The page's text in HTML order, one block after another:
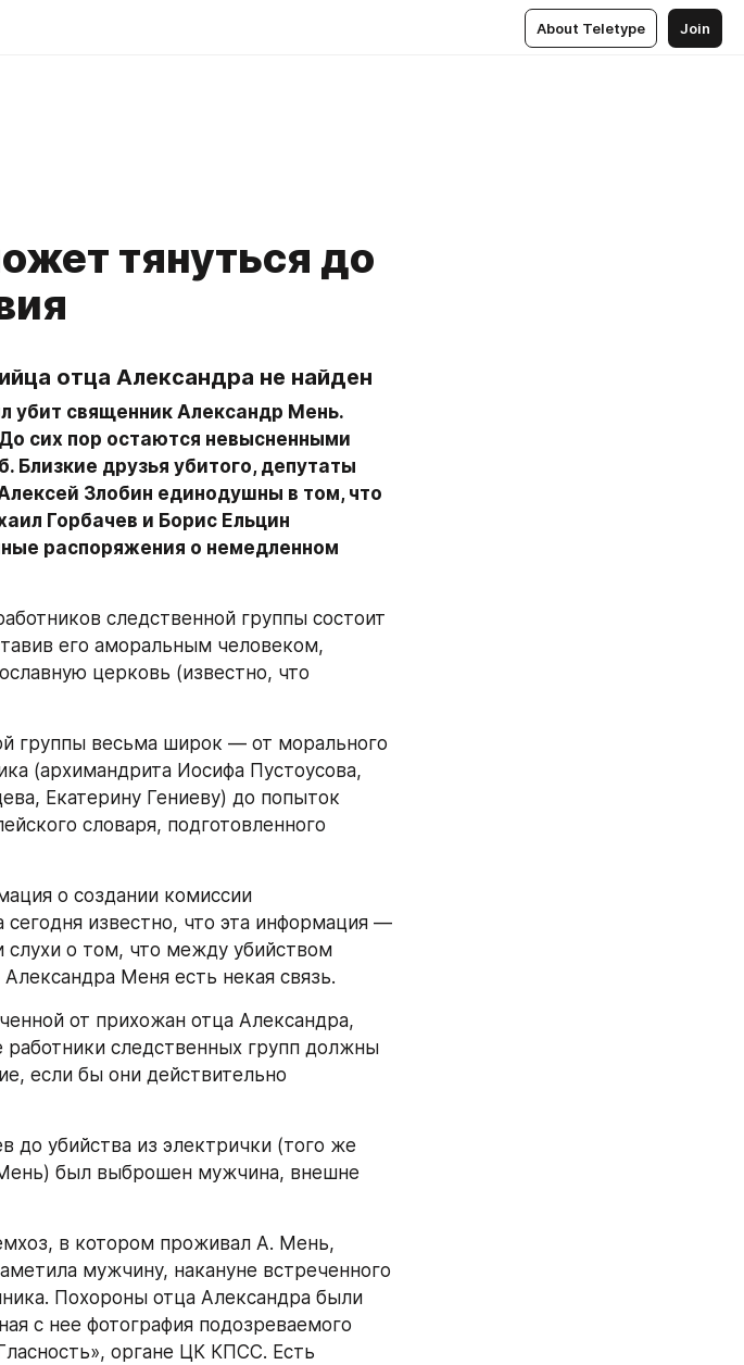
About Teletype Join
тянуться до
отца Александра не найден
убит священник Александр Мень.
сих пор остаются невысненными
Близкие друзья убитого, депутаты
Злобин единодушны в том, что
Горбачев и Борис Ельцин
распоряжения о немедленном
следственной группы состоит
его аморальным человеком,
церковь (известно, что
группы весьма широк — от морального
(архимандрита Иосифа Пустоусова,
Екатерину Гениеву) до попыток
словаря, подготовленного
о создании комиссии
сегодня известно, что эта информация —
о том, что между убийством
Меня есть некая связь.
от прихожан отца Александра,
следственных групп должны
если бы они действительно
до убийства из электрички (того же
был выброшен мужчина, внешне
в котором проживал А. Мень,
мужчину, накануне встреченного
Похороны отца Александра были
с нее фотография подозреваемого
органе ЦК КПСС. Есть